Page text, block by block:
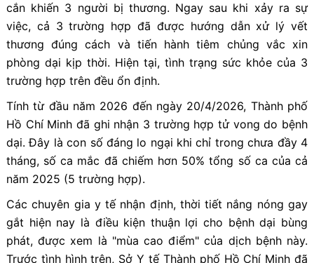
cắn khiến 3 người bị thương. Ngay sau khi xảy ra sự
việc, cả 3 trường hợp đã được hướng dẫn xử lý vết
thương đúng cách và tiến hành tiêm chủng vắc xin
phòng dại kịp thời. Hiện tại, tình trạng sức khỏe của 3
trường hợp trên đều ổn định.
Tính từ đầu năm 2026 đến ngày 20/4/2026, Thành phố
Hồ Chí Minh đã ghi nhận 3 trường hợp tử vong do bệnh
dại. Đây là con số đáng lo ngại khi chỉ trong chưa đầy 4
tháng, số ca mắc đã chiếm hơn 50% tổng số ca của cả
năm 2025 (5 trường hợp).
Các chuyên gia y tế nhận định, thời tiết nắng nóng gay
gắt hiện nay là điều kiện thuận lợi cho bệnh dại bùng
phát, được xem là "mùa cao điểm" của dịch bệnh này.
Trước tình hình trên, Sở Y tế Thành phố Hồ Chí Minh đã